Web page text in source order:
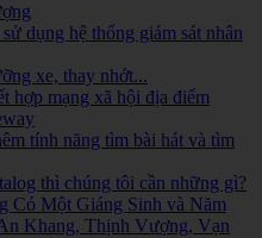
dụng hệ thống giám sát nhân
xe, thay nhớt...
hợp mạng xã hội địa điểm
tính năng tìm bài hát và tìm
thì chúng tôi cần những gì?
Có Một Giáng Sinh và Năm
Khang, Thịnh Vượng, Vạn